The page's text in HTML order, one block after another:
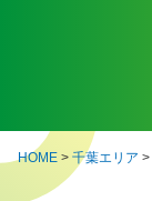
HOME > 千葉エリア >